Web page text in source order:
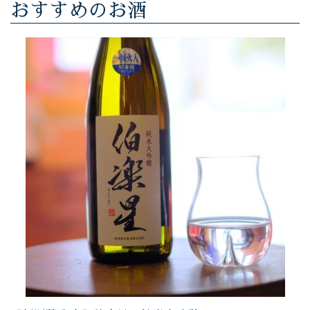
おすすめのお酒